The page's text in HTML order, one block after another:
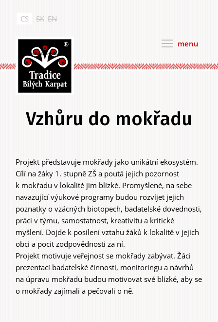
obsahu
Tradice Bílých Karpat
menu
CS SK EN
Vzhůru do mokřadu
Hlavní
záložky
Projekt představuje mokřady jako unikátní ekosystém.
Cílí na žáky 1. stupně ZŠ a poutá jejich pozornost
k mokřadu v lokalitě jim blízké. Promyšlené, na sebe
navazující výukové programy budou rozvíjet jejich
poznatky o vzácných biotopech, badatelské dovednosti,
práci v týmu, samostatnost, kreativitu a kritické
myšlení. Dojde k posílení vztahu žáků k lokalitě v jejich
obci a pocit zodpovědnosti za ní.
Projekt motivuje veřejnost se mokřady zabývat. Žáci
prezentací badatelské činnosti, monitoringu a návrhů
na úpravu mokřadu budou motivovat své blízké, aby se
o mokřady zajímali a pečovali o ně.